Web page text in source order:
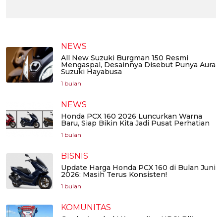
NEWS
All New Suzuki Burgman 150 Resmi
Mengaspal, Desainnya Disebut Punya Aura
Suzuki Hayabusa
1 bulan
NEWS
Honda PCX 160 2026 Luncurkan Warna
Baru, Siap Bikin Kita Jadi Pusat Perhatian
1 bulan
BISNIS
Update Harga Honda PCX 160 di Bulan Juni
2026: Masih Terus Konsisten!
1 bulan
KOMUNITAS